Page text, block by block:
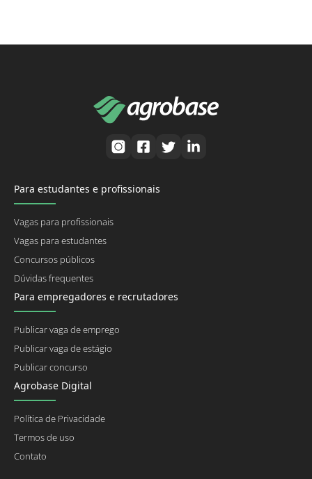
Para estudantes e profissionais
Vagas para profissionais
Vagas para estudantes
Concursos públicos
Dúvidas frequentes
Para empregadores e recrutadores
Publicar vaga de emprego
Publicar vaga de estágio
Publicar concurso
Agrobase Digital
Política de Privacidade
Termos de uso
Contato